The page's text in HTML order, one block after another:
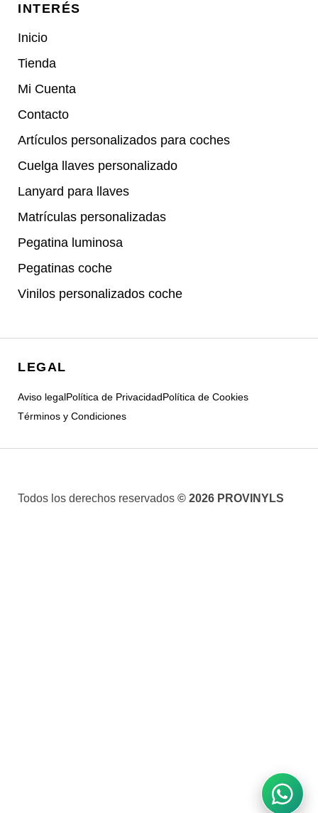
INTERÉS
Inicio
Tienda
Mi Cuenta
Contacto
Artículos personalizados para coches
Cuelga llaves personalizado
Lanyard para llaves
Matrículas personalizadas
Pegatina luminosa
Pegatinas coche
Vinilos personalizados coche
LEGAL
Aviso legalPolítica de PrivacidadPolítica de Cookies
Términos y Condiciones
Todos los derechos reservados © 2026 PROVINYLS